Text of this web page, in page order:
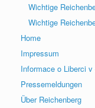
Wichtige
Wichtige
Home
Impressum
Informace o Liberci
Pressemeldungen
Über Reichenberg